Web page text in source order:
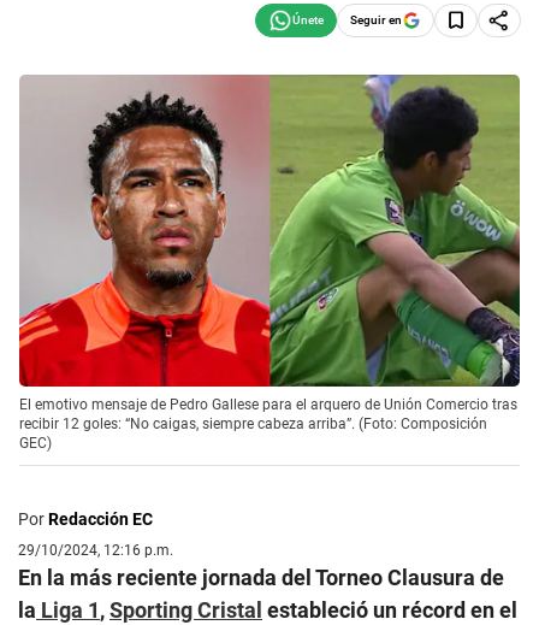
Seguir en
El emotivo mensaje de Pedro Gallese para el arquero de Unión Comercio tras
recibir 12 goles: “No caigas, siempre cabeza arriba”. (Foto: Composición
GEC)
PorRedacción EC
29/10/2024, 12:16 p.m.
En la más reciente jornada del Torneo Clausura de
la Liga 1,Sporting Cristal estableció un récord en el